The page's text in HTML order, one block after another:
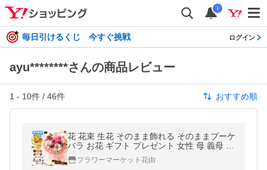
i
毎日引けるくじ 今すぐ挑戦 ログイン
ayu********さんの商品レビュー
1 - 10件 / 46件 おすすめ順
花 花束 生花 そのまま飾れる そのままブーケ
バラ お花 ギフト プレゼント 女性 母 義母 誕
生日 結婚記念日 退職祝い お祝い スタンディ
ングブーケ お中元 夏
フラワーマーケット花由